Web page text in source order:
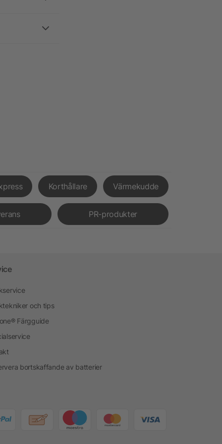
Korthållare Värmekudde
PR-produkter
och tips
Färgguide
bortskaffande av batterier